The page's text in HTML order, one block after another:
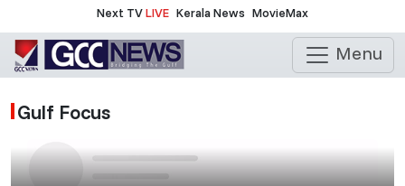
Next TVLIVE Kerala News MovieMax
Menu
Gulf Focus